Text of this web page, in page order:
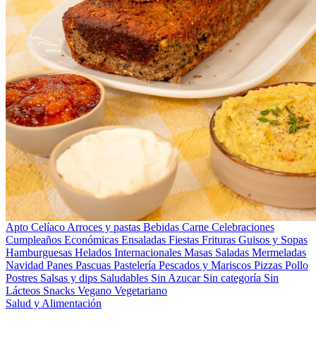
Apto Celíaco Arroces y pastas Bebidas Carne Celebraciones
Cumpleaños Económicas Ensaladas Fiestas Frituras Guisos y Sopas
Hamburguesas Helados Internacionales Masas Saladas Mermeladas
Navidad Panes Pascuas Pastelería Pescados y Mariscos Pizzas Pollo
Postres Salsas y dips Saludables Sin Azucar Sin categoría Sin
Lácteos Snacks Vegano Vegetariano
Salud y Alimentación